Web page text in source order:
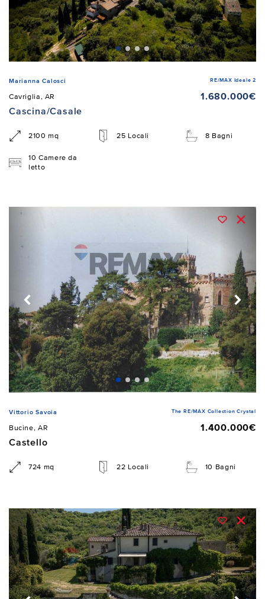
Marianna Calosci RE/MAX Ideale 2
Cavriglia, AR
1.680.000€
Cascina/Casale
2100 mq 25 Locali 8 Bagni
10 Camere da
letto
Vittorio Savoia The RE/MAX Collection Crystal
Bucine, AR
1.400.000€
Castello
724 mq 22 Locali 10 Bagni